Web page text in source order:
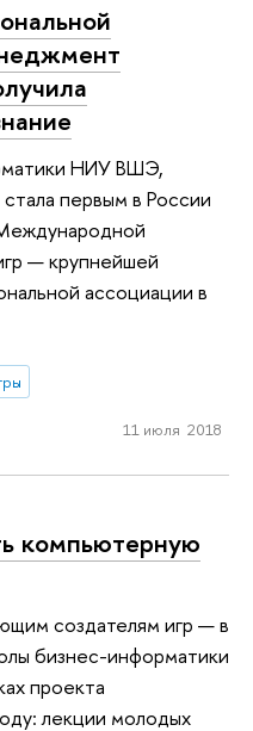
НИУ ВШЭ,
первым в России
— крупнейшей
ассоциации в
11 июля 2018
компьютерную
создателям игр — в
бизнес-информатики
проекта
лекции молодых